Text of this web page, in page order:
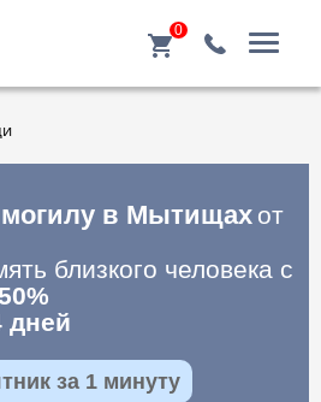
0
в Мытищах от
близкого человека с
дней
за 1 минуту